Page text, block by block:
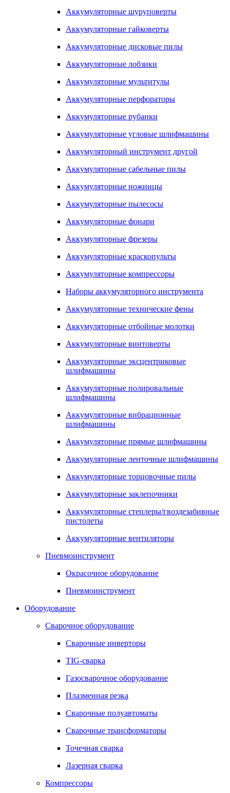
Аккумуляторные шуруповерты
Аккумуляторные гайковерты
Аккумуляторные дисковые пилы
Аккумуляторные лобзики
Аккумуляторные мультитулы
Аккумуляторные перфораторы
Аккумуляторные рубанки
Аккумуляторные угловые шлифмашины
Аккумуляторный инструмент другой
Аккумуляторные сабельные пилы
Аккумуляторные ножницы
Аккумуляторные пылесосы
Аккумуляторные фонари
Аккумуляторные фрезеры
Аккумуляторные краскопульты
Аккумуляторные компрессоры
Наборы аккумуляторного инструмента
Аккумуляторные технические фены
Аккумуляторные отбойные молотки
Аккумуляторные винтоверты
Аккумуляторные эксцентриковые
шлифмашины
Аккумуляторные полировальные
шлифмашины
Аккумуляторные вибрационные
шлифмашины
Аккумуляторные прямые шлифмашины
Аккумуляторные ленточные шлифмашины
Аккумуляторные торцовочные пилы
Аккумуляторные заклепочники
Аккумуляторные степлеры/гвоздезабивные
пистолеты
Аккумуляторные вентиляторы
Пневмоинструмент
Окрасочное оборудование
Пневмоинструмент
Оборудование
Сварочное оборудование
Сварочные инверторы
TIG-сварка
Газосварочное оборудование
Плазменная резка
Сварочные полуавтоматы
Сварочные трансформаторы
Точечная сварка
Лазерная сварка
Компрессоры